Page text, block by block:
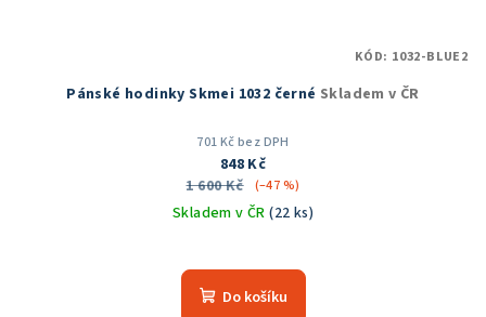
Pánské hodinky Skmei 1032 černé Skladem v ČR
701 Kč bez DPH
848 Kč
1 600 Kč
(–47 %)
Skladem v ČR(22 ks)
hodnocení
produktu
Do košíku
KÓD: 1032-BLUE2